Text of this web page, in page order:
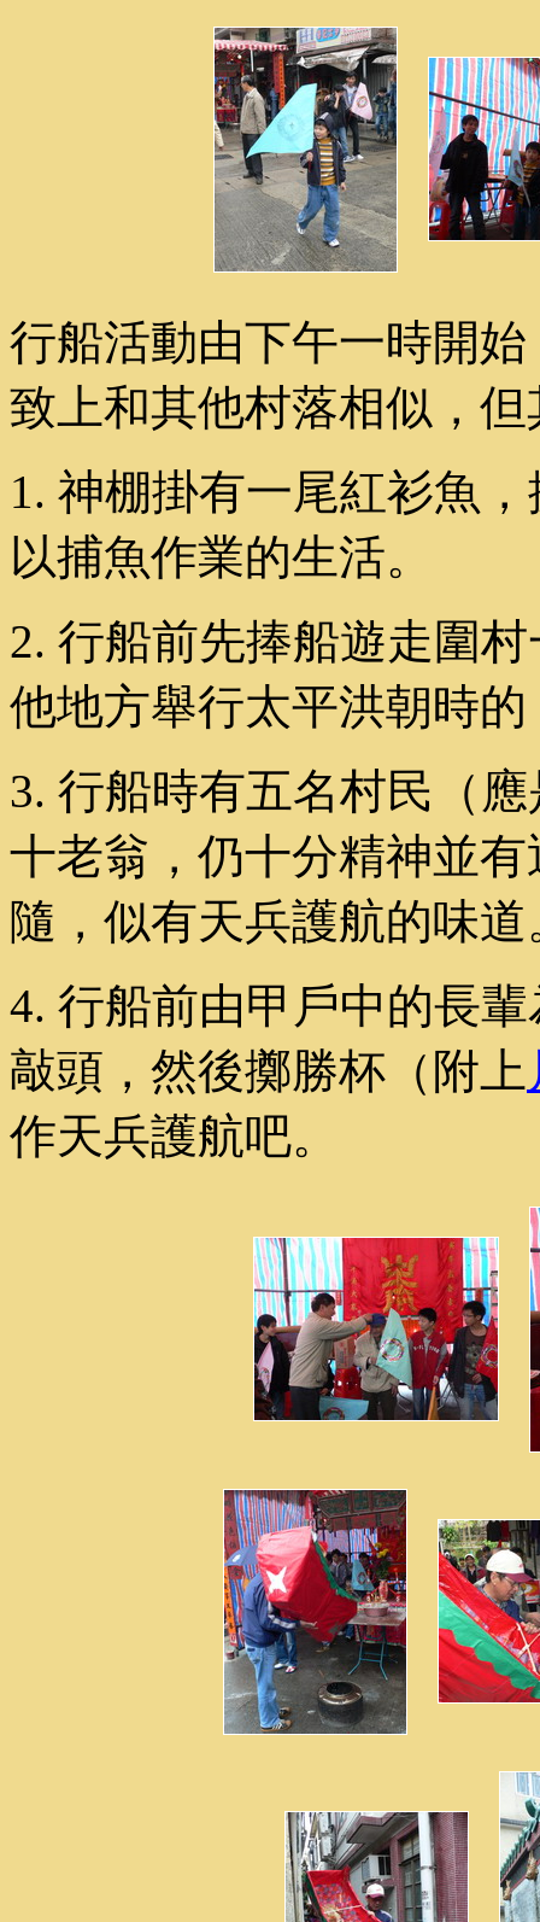
行船活動由下午一時開
致上和其他村落相似，
1. 神棚掛有一尾紅衫魚
以捕魚作業的生活。
2. 行船前先捧船遊走圍
他地方舉行太平洪朝時
3. 行船時有五名村民（
十老翁，仍十分精神並
隨，似有天兵護航的味道
4. 行船前由甲戶中的長
敲頭，然後擲勝杯（附上
作天兵護航吧。